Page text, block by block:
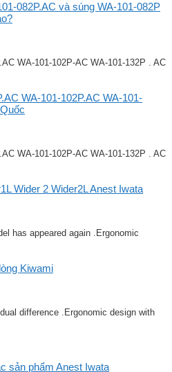
082P.AC và súng WA-101-082P
WA-101-102P-AC WA-101-132P . AC
WA-101-102P.AC WA-101-
WA-101-102P-AC WA-101-132P . AC
Wider 2 Wider2L Anest Iwata
has appeared again .Ergonomic
Kiwami
difference .Ergonomic design with
sản phẩm Anest Iwata